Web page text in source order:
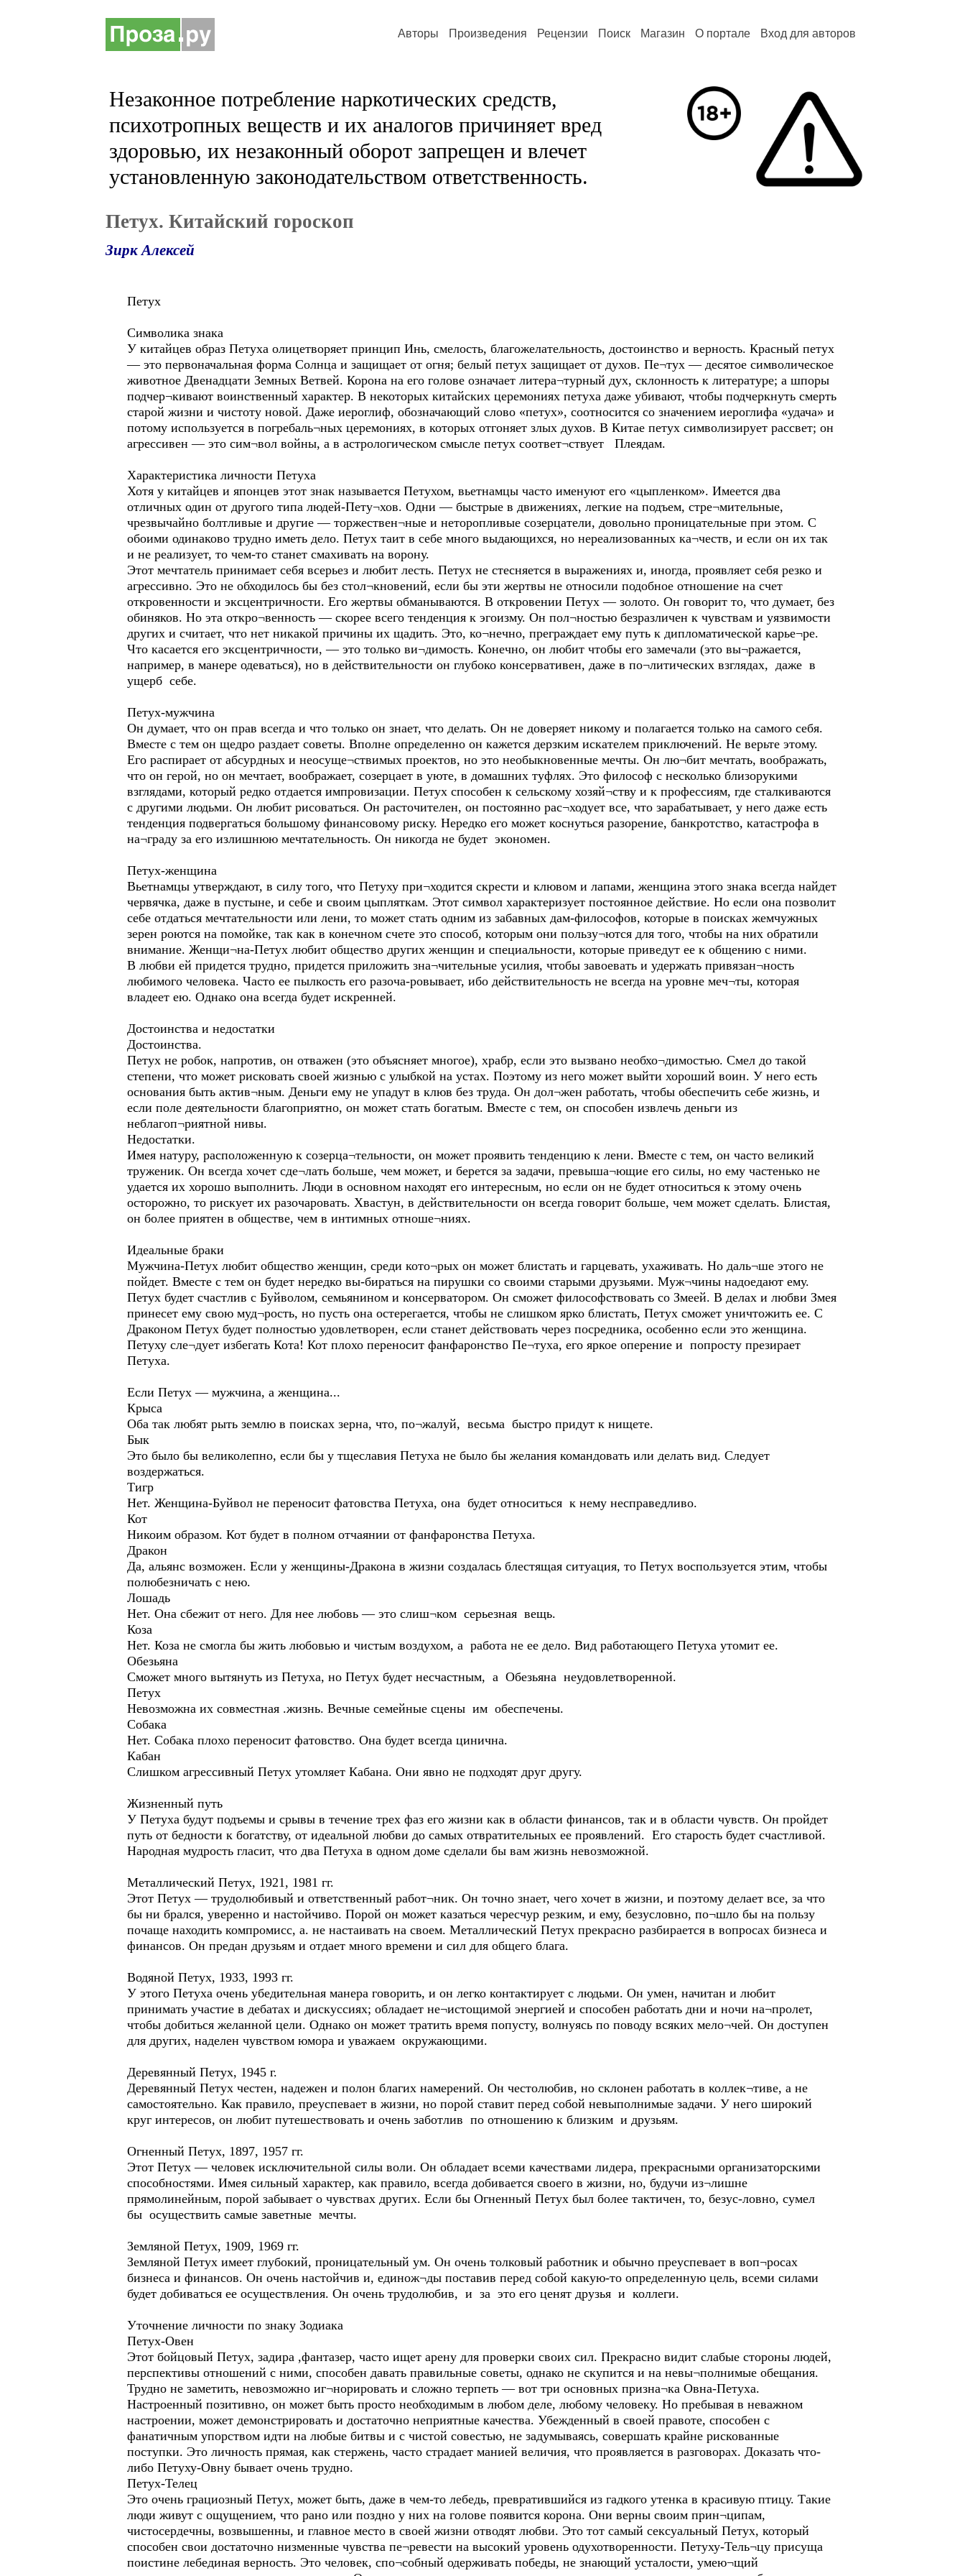
Авторы Произведения Рецензии Поиск Магазин О портале Вход для авторов
Незаконное потребление наркотических средств,
психотропных веществ и их аналогов причиняет вред
здоровью, их незаконный оборот запрещен и влечет
установленную законодательством ответственность.
Петух. Китайский гороскоп
Зирк Алексей
Петух
Символика знака
У китайцев образ Петуха олицетворяет принцип Инь, смелость, благожелательность, достоинство и верность. Красный петух
— это первоначальная форма Солнца и защищает от огня; белый петух защищает от духов. Пе¬тух — десятое символическое
животное Двенадцати Земных Ветвей. Корона на его голове означает литера¬турный дух, склонность к литературе; а шпоры
подчер¬кивают воинственный характер. В некоторых китайских церемониях петуха даже убивают, чтобы подчеркнуть смерть
старой жизни и чистоту новой. Даже иероглиф, обозначающий слово «петух», соотносится со значением иероглифа «удача» и
потому используется в погребаль¬ных церемониях, в которых отгоняет злых духов. В Китае петух символизирует рассвет; он
агрессивен — это сим¬вол войны, а в астрологическом смысле петух соответ¬ствует Плеядам.
Характеристика личности Петуха
Хотя у китайцев и японцев этот знак называется Петухом, вьетнамцы часто именуют его «цыпленком». Имеется два
отличных один от другого типа людей-Пету¬хов. Одни — быстрые в движениях, легкие на подъем, стре¬мительные,
чрезвычайно болтливые и другие — торжествен¬ные и неторопливые созерцатели, довольно проницательные при этом. С
обоими одинаково трудно иметь дело. Петух таит в себе много выдающихся, но нереализованных ка¬честв, и если он их так
и не реализует, то чем-то станет смахивать на ворону.
Этот мечтатель принимает себя всерьез и любит лесть. Петух не стесняется в выражениях и, иногда, проявляет себя резко и
агрессивно. Это не обходилось бы без стол¬кновений, если бы эти жертвы не относили подобное отношение на счет
откровенности и эксцентричности. Его жертвы обманываются. В откровении Петух — золото. Он говорит то, что думает, без
обиняков. Но эта откро¬венность — скорее всего тенденция к эгоизму. Он пол¬ностью безразличен к чувствам и уязвимости
других и считает, что нет никакой причины их щадить. Это, ко¬нечно, преграждает ему путь к дипломатической карье¬ре.
Что касается его эксцентричности, — это только ви¬димость. Конечно, он любит чтобы его замечали (это вы¬ражается,
например, в манере одеваться), но в действительности он глубоко консервативен, даже в по¬литических взглядах, даже в
ущерб себе.
Петух-мужчина
Он думает, что он прав всегда и что только он знает, что делать. Он не доверяет никому и полагается только на самого себя.
Вместе с тем он щедро раздает советы. Вполне определенно он кажется дерзким искателем приключений. Не верьте этому.
Его распирает от абсурдных и неосуще¬ствимых проектов, но это необыкновенные мечты. Он лю¬бит мечтать, воображать,
что он герой, но он мечтает, воображает, созерцает в уюте, в домашних туфлях. Это философ с несколько близорукими
взглядами, который редко отдается импровизации. Петух способен к сельскому хозяй¬ству и к профессиям, где сталкиваются
с другими людьми. Он любит рисоваться. Он расточителен, он постоянно рас¬ходует все, что зарабатывает, у него даже есть
тенденция подвергаться большому финансовому риску. Нередко его может коснуться разорение, банкротство, катастрофа в
на¬граду за его излишнюю мечтательность. Он никогда не будет экономен.
Петух-женщина
Вьетнамцы утверждают, в силу того, что Петуху при¬ходится скрести и клювом и лапами, женщина этого знака всегда найдет
червячка, даже в пустыне, и себе и своим цыпляткам. Этот символ характеризует постоянное действие. Но если она позволит
себе отдаться мечтательности или лени, то может стать одним из забавных дам-философов, которые в поисках жемчужных
зерен роются на помойке, так как в конечном счете это способ, которым они пользу¬ются для того, чтобы на них обратили
внимание. Женщи¬на-Петух любит общество других женщин и специальности, которые приведут ее к общению с ними.
В любви ей придется трудно, придется приложить зна¬чительные усилия, чтобы завоевать и удержать привязан¬ность
любимого человека. Часто ее пылкость его разоча-ровывает, ибо действительность не всегда на уровне меч¬ты, которая
владеет ею. Однако она всегда будет искренней.
Достоинства и недостатки
Достоинства.
Петух не робок, напротив, он отважен (это объясняет многое), храбр, если это вызвано необхо¬димостью. Смел до такой
степени, что может рисковать своей жизнью с улыбкой на устах. Поэтому из него может выйти хороший воин. У него есть
основания быть актив¬ным. Деньги ему не упадут в клюв без труда. Он дол¬жен работать, чтобы обеспечить себе жизнь, и
если поле деятельности благоприятно, он может стать богатым. Вместе с тем, он способен извлечь деньги из
неблагоп¬риятной нивы.
Недостатки.
Имея натуру, расположенную к созерца¬тельности, он может проявить тенденцию к лени. Вместе с тем, он часто великий
труженик. Он всегда хочет сде¬лать больше, чем может, и берется за задачи, превыша¬ющие его силы, но ему частенько не
удается их хорошо выполнить. Люди в основном находят его интересным, но если он не будет относиться к этому очень
осторожно, то рискует их разочаровать. Хвастун, в действительности он всегда говорит больше, чем может сделать. Блистая,
он более приятен в обществе, чем в интимных отноше¬ниях.
Идеальные браки
Мужчина-Петух любит общество женщин, среди кото¬рых он может блистать и гарцевать, ухаживать. Но даль¬ше этого не
пойдет. Вместе с тем он будет нередко вы-бираться на пирушки со своими старыми друзьями. Муж¬чины надоедают ему.
Петух будет счастлив с Буйволом, семьянином и консерватором. Он сможет философствовать со Змеей. В делах и любви Змея
принесет ему свою муд¬рость, но пусть она остерегается, чтобы не слишком ярко блистать, Петух сможет уничтожить ее. С
Драконом Петух будет полностью удовлетворен, если станет действовать через посредника, особенно если это женщина.
Петуху сле¬дует избегать Кота! Кот плохо переносит фанфаронство Пе¬туха, его яркое оперение и попросту презирает
Петуха.
Если Петух — мужчина, а женщина...
Крыса
Оба так любят рыть землю в поисках зерна, что, по¬жалуй, весьма быстро придут к нищете.
Бык
Это было бы великолепно, если бы у тщеславия Петуха не было бы желания командовать или делать вид. Следует
воздержаться.
Тигр
Нет. Женщина-Буйвол не переносит фатовства Петуха, она будет относиться к нему несправедливо.
Кот
Никоим образом. Кот будет в полном отчаянии от фанфаронства Петуха.
Дракон
Да, альянс возможен. Если у женщины-Дракона в жизни создалась блестящая ситуация, то Петух воспользуется этим, чтобы
полюбезничать с нею.
Лошадь
Нет. Она сбежит от него. Для нее любовь — это слиш¬ком серьезная вещь.
Коза
Нет. Коза не смогла бы жить любовью и чистым воздухом, а работа не ее дело. Вид работающего Петуха утомит ее.
Обезьяна
Сможет много вытянуть из Петуха, но Петух будет несчастным, а Обезьяна неудовлетворенной.
Петух
Невозможна их совместная .жизнь. Вечные семейные сцены им обеспечены.
Собака
Нет. Собака плохо переносит фатовство. Она будет всегда цинична.
Кабан
Слишком агрессивный Петух утомляет Кабана. Они явно не подходят друг другу.
Жизненный путь
У Петуха будут подъемы и срывы в течение трех фаз его жизни как в области финансов, так и в области чувств. Он пройдет
путь от бедности к богатству, от идеальной любви до самых отвратительных ее проявлений. Его старость будет счастливой.
Народная мудрость гласит, что два Петуха в одном доме сделали бы вам жизнь невозможной.
Металлический Петух, 1921, 1981 гг.
Этот Петух — трудолюбивый и ответственный работ¬ник. Он точно знает, чего хочет в жизни, и поэтому делает все, за что
бы ни брался, уверенно и настойчиво. Порой он может казаться чересчур резким, и ему, безусловно, по¬шло бы на пользу
почаще находить компромисс, а. не настаивать на своем. Металлический Петух прекрасно разбирается в вопросах бизнеса и
финансов. Он предан друзьям и отдает много времени и сил для общего блага.
Водяной Петух, 1933, 1993 гг.
У этого Петуха очень убедительная манера говорить, и он легко контактирует с людьми. Он умен, начитан и любит
принимать участие в дебатах и дискуссиях; обладает не¬истощимой энергией и способен работать дни и ночи на¬пролет,
чтобы добиться желанной цели. Однако он может тратить время попусту, волнуясь по поводу всяких мело¬чей. Он доступен
для других, наделен чувством юмора и уважаем окружающими.
Деревянный Петух, 1945 г.
Деревянный Петух честен, надежен и полон благих намерений. Он честолюбив, но склонен работать в коллек¬тиве, а не
самостоятельно. Как правило, преуспевает в жизни, но порой ставит перед собой невыполнимые задачи. У него широкий
круг интересов, он любит путешествовать и очень заботлив по отношению к близким и друзьям.
Огненный Петух, 1897, 1957 гг.
Этот Петух — человек исключительной силы воли. Он обладает всеми качествами лидера, прекрасными организаторскими
способностями. Имея сильный характер, как правило, всегда добивается своего в жизни, но, будучи из¬лишне
прямолинейным, порой забывает о чувствах других. Если бы Огненный Петух был более тактичен, то, безус-ловно, сумел
бы осуществить самые заветные мечты.
Земляной Петух, 1909, 1969 гг.
Земляной Петух имеет глубокий, проницательный ум. Он очень толковый работник и обычно преуспевает в воп¬росах
бизнеса и финансов. Он очень настойчив и, единож¬ды поставив перед собой какую-то определенную цель, всеми силами
будет добиваться ее осуществления. Он очень трудолюбив, и за это его ценят друзья и коллеги.
Уточнение личности по знаку Зодиака
Петух-Овен
Этот бойцовый Петух, задира ,фантазер, часто ищет арену для проверки своих сил. Прекрасно видит слабые стороны людей,
перспективы отношений с ними, способен давать правильные советы, однако не скупится и на невы¬полнимые обещания.
Трудно не заметить, невозможно иг¬норировать и сложно терпеть — вот три основных призна¬ка Овна-Петуха.
Настроенный позитивно, он может быть просто необходимым в любом деле, любому человеку. Но пребывая в неважном
настроении, может демонстрировать и достаточно неприятные качества. Убежденный в своей правоте, способен с
фанатичным упорством идти на любые битвы и с чистой совестью, не задумываясь, совершать крайне рискованные
поступки. Это личность прямая, как стержень, часто страдает манией величия, что проявляется в разговорах. Доказать что-
либо Петуху-Овну бывает очень трудно.
Петух-Телец
Это очень грациозный Петух, может быть, даже в чем-то лебедь, превратившийся из гадкого утенка в красивую птицу. Такие
люди живут с ощущением, что рано или поздно у них на голове появится корона. Они верны своим прин¬ципам,
чистосердечны, возвышенны, и главное место в своей жизни отводят любви. Это тот самый сексуальный Петух, который
способен свои достаточно низменные чувства пе¬ревести на высокий уровень одухотворенности. Петуху-Тель¬цу присуща
поистине лебединая верность. Это человек, спо¬собный одерживать победы, не знающий усталости, умею¬щий